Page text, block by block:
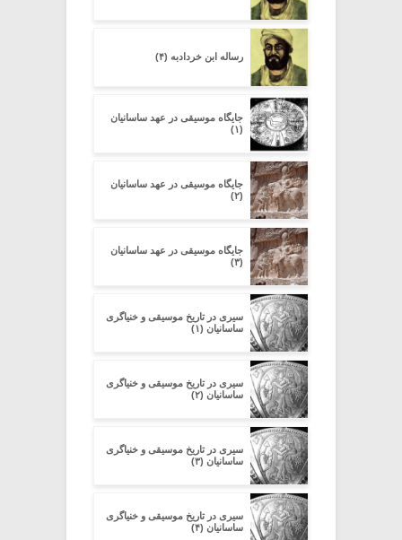
رساله ابن خردادبه (۴)
جایگاه موسیقی در عهد ساسانیان
(۱)
جایگاه موسیقی در عهد ساسانیان
(۲)
جایگاه موسیقی در عهد ساسانیان
(۳)
سیری در تاریخ موسیقی و خنیاگری
ساسانیان (۱)
سیری در تاریخ موسیقی و خنیاگری
ساسانیان (۲)
سیری در تاریخ موسیقی و خنیاگری
ساسانیان (۳)
سیری در تاریخ موسیقی و خنیاگری
ساسانیان (۴)